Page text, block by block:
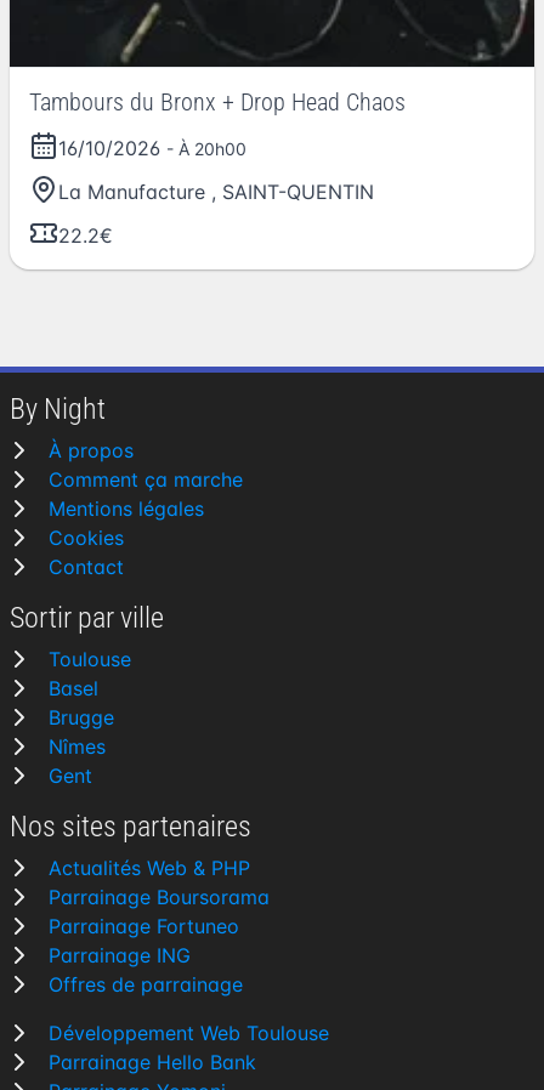
Tambours du Bronx + Drop Head Chaos
16/10/2026 - À 20h00
La Manufacture , SAINT-QUENTIN
22.2€
By Night
À propos
Comment ça marche
Mentions légales
Cookies
Contact
Sortir par ville
Toulouse
Basel
Brugge
Nîmes
Gent
Nos sites partenaires
Actualités Web & PHP
Parrainage Boursorama
Parrainage Fortuneo
Parrainage ING
Offres de parrainage
Développement Web Toulouse
Parrainage Hello Bank